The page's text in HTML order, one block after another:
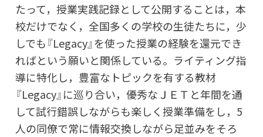
たって，授業実践記録として公開することは，本
校だけでなく，全国多くの学校の生徒たちに，少
しでも『Legacy』を使った授業の経験を還元でき
ればという願いと関係している。ライティング指
導に特化し，豊富なトピックを有する教材
『Legacy』に巡り合い，優秀なＪＥＴと年間を通
して試行錯誤しながらも楽しく授業準備をし，5
人の同僚で常に情報交換しながら足並みをそろ